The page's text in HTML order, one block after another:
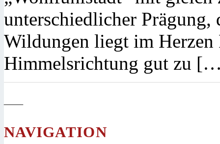
unterschiedlicher Prägung,
Wildungen liegt im Herzen
Himmelsrichtung gut zu
—
NAVIGATION